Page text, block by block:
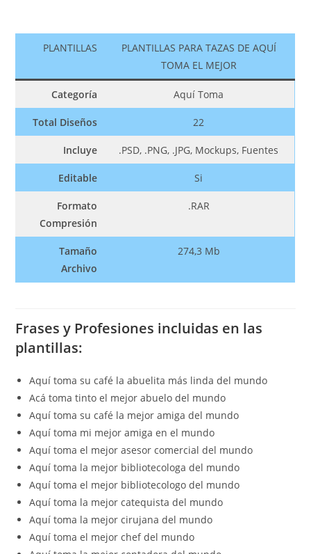
PLANTILLAS
PLANTILLAS PARA TAZAS DE AQUÍ
TOMA EL MEJOR
Categoría Aquí Toma
Total Diseños 22
Incluye .PSD, .PNG, .JPG, Mockups, Fuentes
Editable Si
Formato
Compresión
.RAR
Tamaño
Archivo
274,3 Mb
Frases y Profesiones incluidas en las
plantillas:
Aquí toma su café la abuelita más linda del mundo
Acá toma tinto el mejor abuelo del mundo
Aquí toma su café la mejor amiga del mundo
Aquí toma mi mejor amiga en el mundo
Aquí toma el mejor asesor comercial del mundo
Aquí toma la mejor bibliotecologa del mundo
Aquí toma el mejor bibliotecologo del mundo
Aquí toma la mejor catequista del mundo
Aquí toma la mejor cirujana del mundo
Aquí toma el mejor chef del mundo